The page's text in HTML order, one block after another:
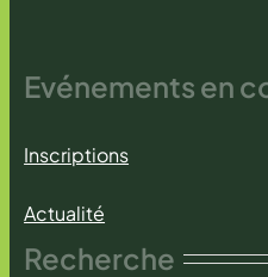
Evénements en
Inscriptions
Actualité
Recherche